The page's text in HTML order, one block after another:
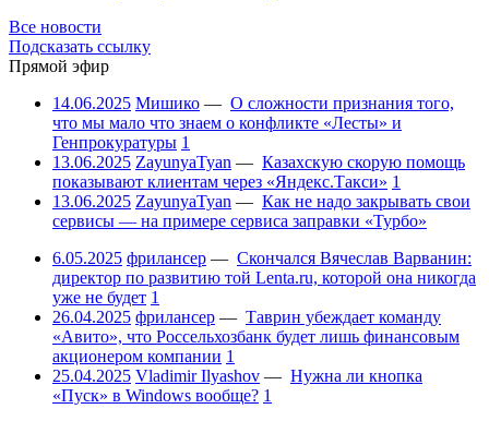
Все новости
Подсказать ссылку
Прямой эфир
14.06.2025 Мишико — О сложности признания того,
что мы мало что знаем о конфликте «Лесты» и
Генпрокуратуры 1
13.06.2025 ZayunyaTyan — Казахскую скорую помощь
показывают клиентам через «Яндекс.Такси» 1
13.06.2025 ZayunyaTyan — Как не надо закрывать свои
сервисы — на примере сервиса заправки «Турбо»
6.05.2025 фрилансер — Скончался Вячеслав Варванин:
директор по развитию той Lenta.ru, которой она никогда
уже не будет 1
26.04.2025 фрилансер — Таврин убеждает команду
«Авито», что Россельхозбанк будет лишь финансовым
акционером компании 1
25.04.2025 Vladimir Ilyashov — Нужна ли кнопка
«Пуск» в Windows вообще? 1